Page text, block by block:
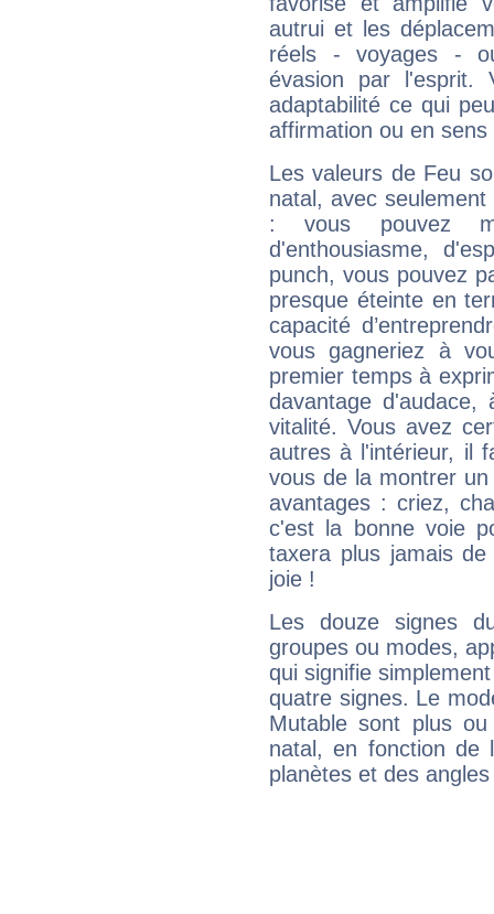
autrui et les
réels - voyages -
évasion par l'esprit.
adaptabilité ce qui
affirmation ou en
Les valeurs de Feu
natal, avec
: vous pouvez
d'enthousiasme,
punch, vous pouvez
presque éteinte en
capacité
vous gagneriez à
premier temps à
davantage
vitalité. Vous avez
autres à l'intérieur, il
vous de la montrer
avantages : criez,
c'est la bonne voie
taxera plus jamais
joie !
Les douze signes
groupes ou modes,
qui signifie
quatre signes. Le
Mutable sont plus
natal, en fonction de
planètes et des